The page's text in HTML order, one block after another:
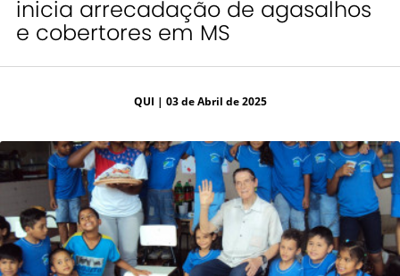
inicia arrecadação de agasalhos
e cobertores em MS
QUI | 03 de Abril de 2025